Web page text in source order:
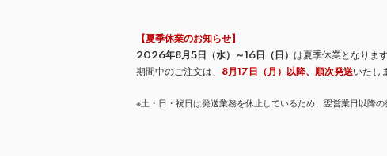
【夏季休業のお知らせ】
2026年8月5日（水）～16日（日） は夏季休業となります
期間中のご注文は、 8月17日（月）以降、順次発送いたし
※土・日・祝日は発送業務を休止しているため、翌営業日以降の